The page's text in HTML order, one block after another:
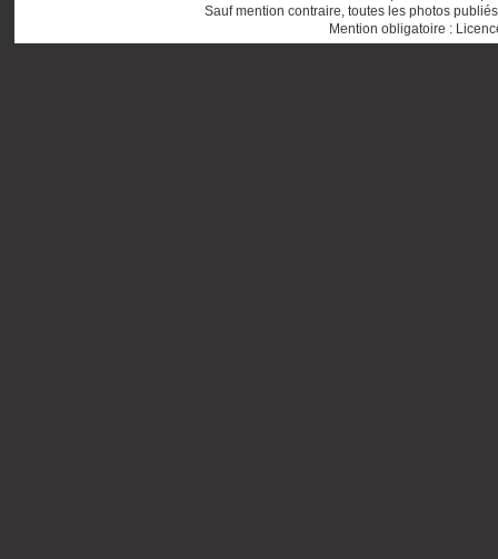
Sauf mention contraire, toutes les photos
Mention obligatoire :